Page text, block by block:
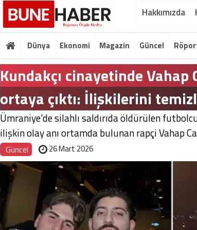
Hakkımızda
Dünya Ekonomi Magazin Güncel
Kundakçı cinayetinde Vahap
ortaya çıktı: İlişkilerini
Ümraniye'de silahlı saldırıda öldürülen
ilişkin olay anı ortamda bulunan rapçi Vahap
Güncel 26 Mart 2026